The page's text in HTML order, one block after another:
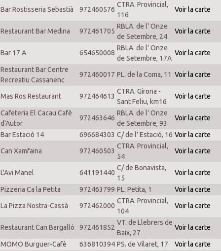
Bar Rostisseria Sebastià 972460576
CTRA. Provincial,
116
Voir la carte
Restaurant Bar Medina 972461705
RBLA. de l' Onze
de Setembre, 24
Voir la carte
Bar 17 A 654650008
RBLA. de l' Onze
de Setembre, 17A
Voir la carte
Restaurant Bar Centre
Recreatiu Cassanenc
972460017 PL. de la Coma, 11 Voir la carte
Mas Ros Restaurant 972464613
CTRA. Girona -
Sant Feliu, km16
Voir la carte
Cafeteria El Cacau Cafè
d'Autor
972463646
RBLA. de l' Onze
de Setembre, 93
Voir la carte
Bar Estació 14 696684303 C/ de l' Estació, 16 Voir la carte
Can Xamfaina 972460503
CTRA. Provincial,
54
Voir la carte
L'Avi Manel 641191440
C/ de Bonavista,
15
Voir la carte
Pizzeria Ca la Petita 972463799 PL. Petita, 1 Voir la carte
La Pizza Nostra-Cassà 972462000
CTRA. Provincial,
104
Voir la carte
Restaurant Can Bargalló 972461852
VT. de Llebrers de
Baix, 27
Voir la carte
MOMO Burguer-Cafè 636810394 PS. de Vilaret, 17 Voir la carte